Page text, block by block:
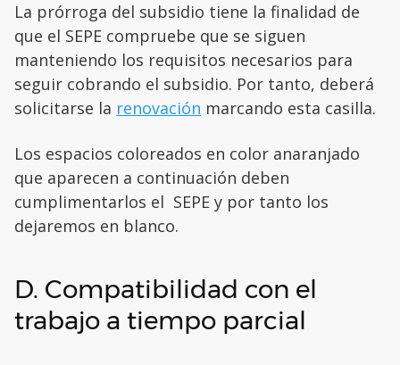
La prórroga del subsidio tiene la finalidad de
que el SEPE compruebe que se siguen
manteniendo los requisitos necesarios para
seguir cobrando el subsidio. Por tanto, deberá
solicitarse la renovación marcando esta casilla.
Los espacios coloreados en color anaranjado
que aparecen a continuación deben
cumplimentarlos el SEPE y por tanto los
dejaremos en blanco.
D. Compatibilidad con el
trabajo a tiempo parcial